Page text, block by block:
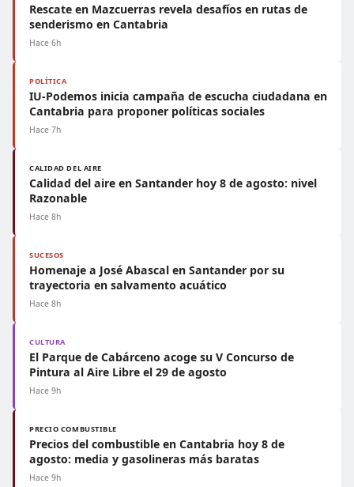
Rescate en Mazcuerras revela desafíos en rutas de
senderismo en Cantabria
Hace 6h
POLÍTICA
IU-Podemos inicia campaña de escucha ciudadana en
Cantabria para proponer políticas sociales
Hace 7h
CALIDAD DEL AIRE
Calidad del aire en Santander hoy 8 de agosto: nivel
Razonable
Hace 8h
SUCESOS
Homenaje a José Abascal en Santander por su
trayectoria en salvamento acuático
Hace 8h
CULTURA
El Parque de Cabárceno acoge su V Concurso de
Pintura al Aire Libre el 29 de agosto
Hace 9h
PRECIO COMBUSTIBLE
Precios del combustible en Cantabria hoy 8 de
agosto: media y gasolineras más baratas
Hace 9h